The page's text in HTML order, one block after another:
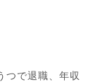
で退職、年収